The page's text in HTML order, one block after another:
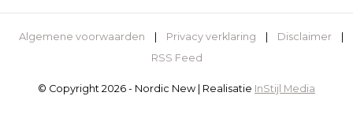
Algemene voorwaarden Privacy verklaring Disclaimer
RSS Feed
© Copyright 2026 - Nordic New | Realisatie InStijl Media